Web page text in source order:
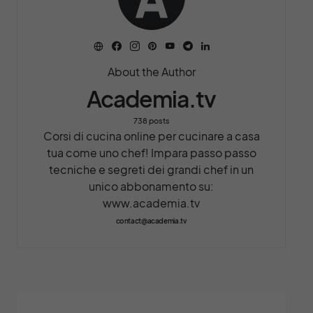
About the Author
Academia.tv
738 posts
Corsi di cucina online per cucinare a casa
tua come uno chef! Impara passo passo
tecniche e segreti dei grandi chef in un
unico abbonamento su:
www.academia.tv
contact@academia.tv